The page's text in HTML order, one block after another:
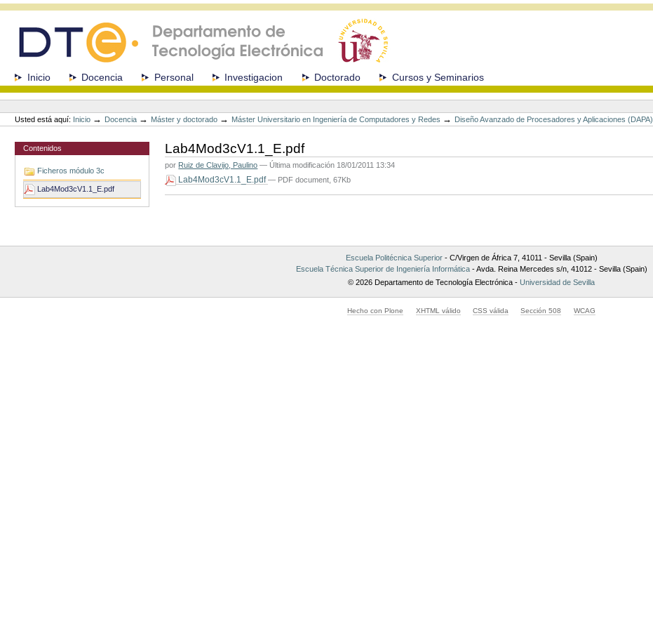
navegación
SeccionesInicio Docencia Personal Investigacion Doctorado Cursos y Seminarios
Herramientas
Personales
Usted está aquí: Inicio → Docencia → Máster y doctorado → Máster Universitario en Ingeniería de Computadores y Redes → Diseño Avanzado de Procesadores y Aplicaciones (DAPA)
Contenidos
Ficheros módulo 3c
Lab4Mod3cV1.1_E.pdf
Lab4Mod3cV1.1_E.pdf
por Ruiz de Clavijo, Paulino — Última modificación 18/01/2011 13:34
Lab4Mod3cV1.1_E.pdf— PDF document, 67Kb
Escuela Politécnica Superior- C/Virgen de África 7, 41011 - Sevilla (Spain)
Escuela Técnica Superior de Ingeniería Informática- Avda. Reina Mercedes s/n, 41012 - Sevilla (Spain)
© 2026 Departamento de Tecnología Electrónica - Universidad de Sevilla
Hecho con Plone XHTML válido CSS válida Sección 508 WCAG